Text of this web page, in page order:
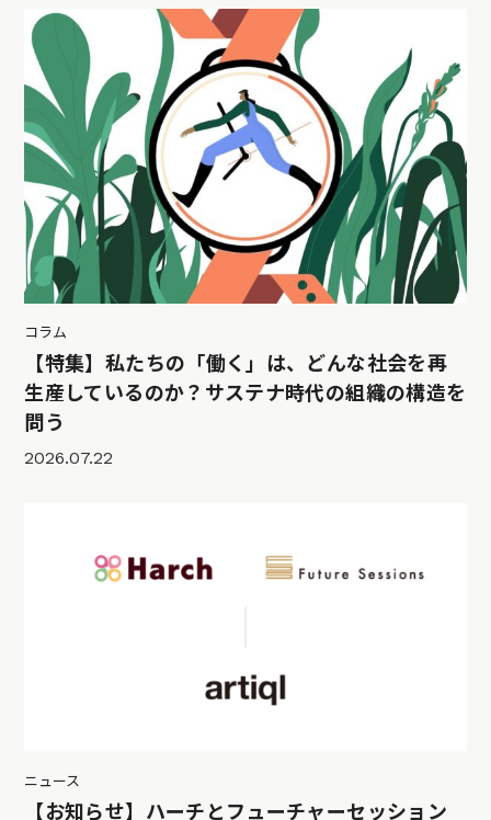
コラム
【特集】私たちの「働く」は、どんな社会を再
生産しているのか？サステナ時代の組織の構造を
問う
2026.07.22
ニュース
【お知らせ】ハーチとフューチャーセッション